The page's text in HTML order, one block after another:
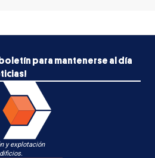
para mantenerse al día
y explotación